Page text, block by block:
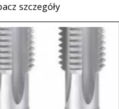
szczegóły